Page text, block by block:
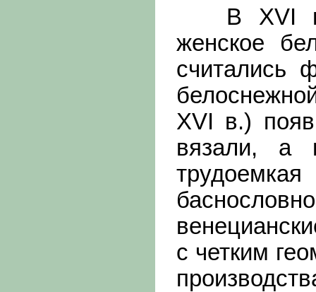
В XVI в.
женское
считались
XVI в.)
вязали, а
с четким